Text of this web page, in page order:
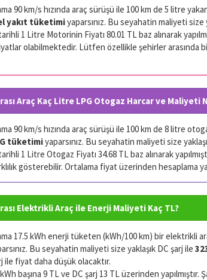
90 km/s hızında araç sürüşü ile 100 km de 5 litre
yakıt tüketimiyaparsınız. Bu seyahatin maliyeti size
1 Litre Motorinin Fiyatı 80.01 TL baz alınarak
olabilmektedir. Lütfen özellikle şehirler arasında
Araç Kaç Litre LPG Otogaz Harcar ve Maliyeti
90 km/s hızında araç sürüşü ile 100 km de 8 litre
tüketimiyaparsınız. Bu seyahatin maliyeti size
1 Litre Otogaz Fiyatı 34.68 TL baz alınarak
gösterebilir. Ortalama fiyat üzerinden hesaplama
Elektrikli Araç ile Enerji Maliyeti Kaç TL?
17.5 kWh enerji tüketen (kWh/100 km) bir elektrikli
Bu seyahatin maliyeti size yaklaşık DC şarj ile
ile fiyat daha düşük olacaktır.
başına 9 TL ve DC şarj 13 TL üzerinden yapılmıştır.